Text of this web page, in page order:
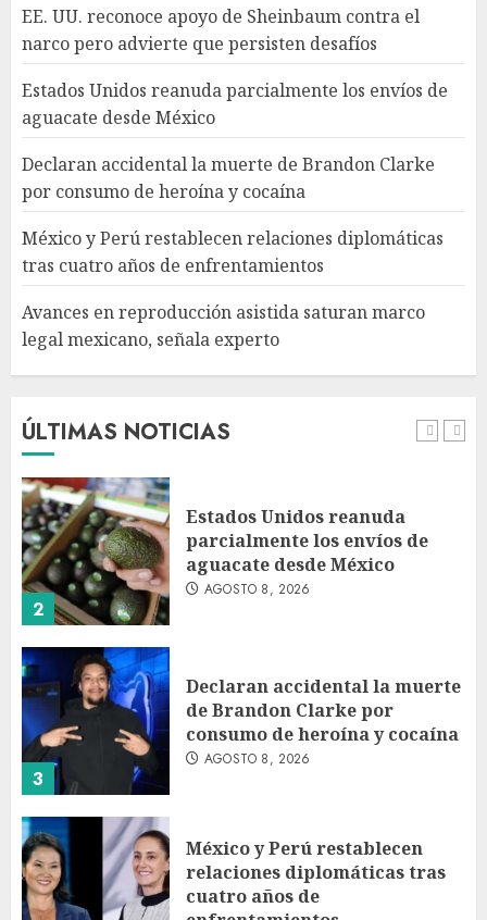
EE. UU. reconoce apoyo de Sheinbaum contra el
narco pero advierte que persisten desafíos
Estados Unidos reanuda parcialmente los envíos de
aguacate desde México
Declaran accidental la muerte de Brandon Clarke
por consumo de heroína y cocaína
México y Perú restablecen relaciones diplomáticas
tras cuatro años de enfrentamientos
Avances en reproducción asistida saturan marco
legal mexicano, señala experto
ÚLTIMAS NOTICIAS
4
relaciones diplomáticas tras
cuatro años de
enfrentamientos
AGOSTO 8, 2026
5
Avances en reproducción
asistida saturan marco legal
mexicano, señala experto
AGOSTO 8, 2026
1
EE. UU. reconoce apoyo de
AGOSTO 8, 2026
2
Estados Unidos reanuda
parcialmente los envíos de
aguacate desde México
AGOSTO 8, 2026
3
Declaran accidental la muerte
de Brandon Clarke por
consumo de heroína y cocaína
AGOSTO 8, 2026
México y Perú restablecen
relaciones diplomáticas tras
cuatro años de